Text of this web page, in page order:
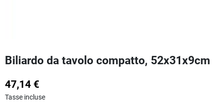
Biliardo da tavolo compatto, 52x31x9cm
47,14 €
Tasse incluse